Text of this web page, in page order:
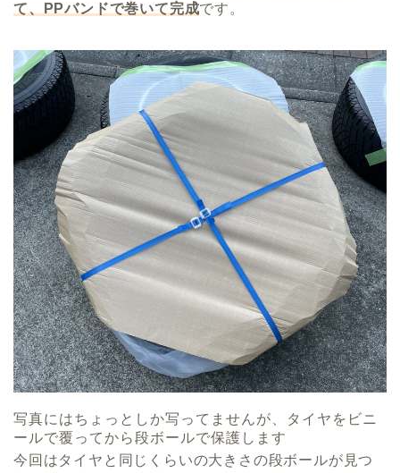
て、PPバンドで巻いて完成です。
写真にはちょっとしか写ってませんが、タイヤをビニ
ールで覆ってから段ボールで保護します
今回はタイヤと同じくらいの大きさの段ボールが見つ